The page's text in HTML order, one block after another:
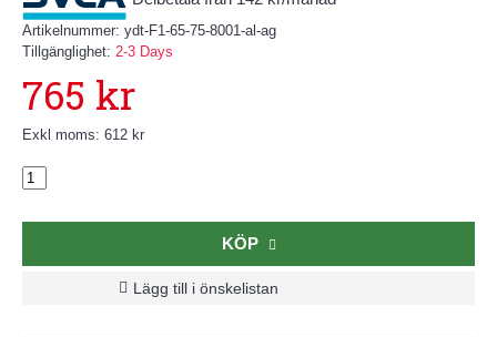
Artikelnummer: ydt-F1-65-75-8001-al-ag
Tillgänglighet: 2-3 Days
765 kr
Exkl moms: 612 kr
KÖP
Lägg till i önskelistan